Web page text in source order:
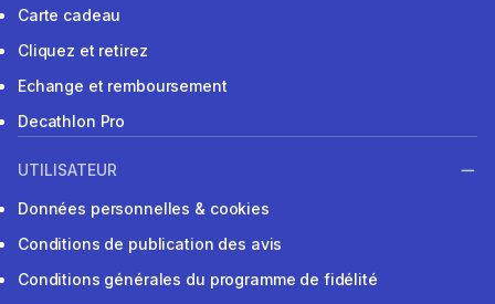
Carte cadeau
Cliquez et retirez
Echange et remboursement
Decathlon Pro
UTILISATEUR
Données personnelles & cookies
Conditions de publication des avis
Conditions générales du programme de fidélité